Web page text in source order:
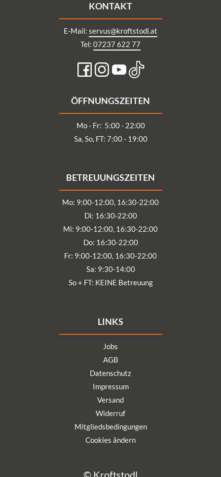
KONTAKT
E-Mail: servus@kroftstodl.at
Tel: 07237 622 77
ÖFFNUNGSZEITEN
Mo - Fr: 5:00 - 22:00
Sa, So, FT: 7:00 - 19:00
BETREUUNGSZEITEN
Mo: 9:00-12:00, 16:30-22:00
Di: 16:30-22:00
Mi: 9:00-12:00, 16:30-22:00
Do: 16:30-22:00
Fr: 9:00-12:00, 16:30-22:00
Sa: 9:30-14:00
So + FT: KEINE Betreuung
LINKS
Jobs
AGB
Datenschutz
Impressum
Versand
Widerruf
Mitgliedsbedingungen
Cookies ändern
© Kroftstodl